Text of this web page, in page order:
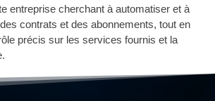
entreprise cherchant à automatiser et à
contrats et des abonnements, tout en
précis sur les services fournis et la